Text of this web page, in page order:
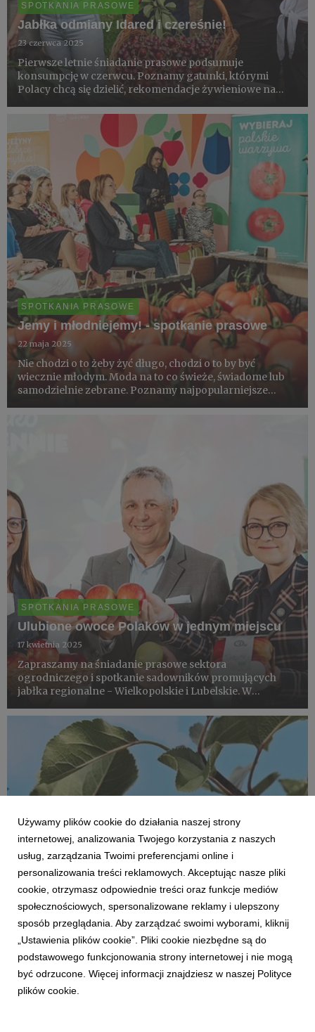
SPOTKANIA PRASOWE
Jabłka odmiany Idared i czereśnie!
23 czerwca 2025
Pierwsze letnie śniadanie prasowe podsumuje
konsumpcję w czerwcu. Poznamy gatunki, którymi
Polacy chcą się dzielić, rekomendacje żywieniowe na
czereśnie oraz jabłka odmiany Idared.
SPOTKANIA PRASOWE
Jemy i młodniejemy! - spotkanie prasowe
22 maja 2025
Nie chodzi o to żeby żyć długo, chodzi o to by być
wiecznie młodym. Moda na to co świeże, świadome lub
samodzielnie zebrane. Poznamy najpopularniejsze
SPOTKANIA PRASOWE
Ulubione owoce Polaków w jednym miejscu
17 kwietnia 2025
Zapraszamy na śniadanie prasowe sektora
ogrodniczego i spotkanie sadowników promujących
jabłka regionalne - Wielkopolskie i Lubelskie. W
medycyny kulinarnej, odmiana Red Delicious, nowalijki i
pierwsze polskie truskawki.
SPOTKANIA PRASOWE
Przegląd jabłek z Chronionym Oznaczeniem
Geograficznym (ChOG)
21 marca 2025
Zapraszamy na pierwsze wiosenne śniadanie prasowe
sektora ogrodniczego i pierwszy przegląd polskich
jabłek wpisanych do unijnego rejestru ChOG. W
Używamy plików cookie do działania naszej strony
internetowej, analizowania Twojego korzystania z naszych
usług, zarządzania Twoimi preferencjami online i
personalizowania treści reklamowych. Akceptując nasze pliki
cookie, otrzymasz odpowiednie treści oraz funkcje mediów
społecznościowych, spersonalizowane reklamy i ulepszony
sposób przeglądania. Aby zarządzać swoimi wyborami, kliknij
„Ustawienia plików cookie”. Pliki cookie niezbędne są do
podstawowego funkcjonowania strony internetowej i nie mogą
być odrzucone. Więcej informacji znajdziesz w naszej Polityce
plików cookie.